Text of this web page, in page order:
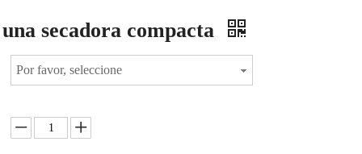
secadora compacta
Por favor, seleccione